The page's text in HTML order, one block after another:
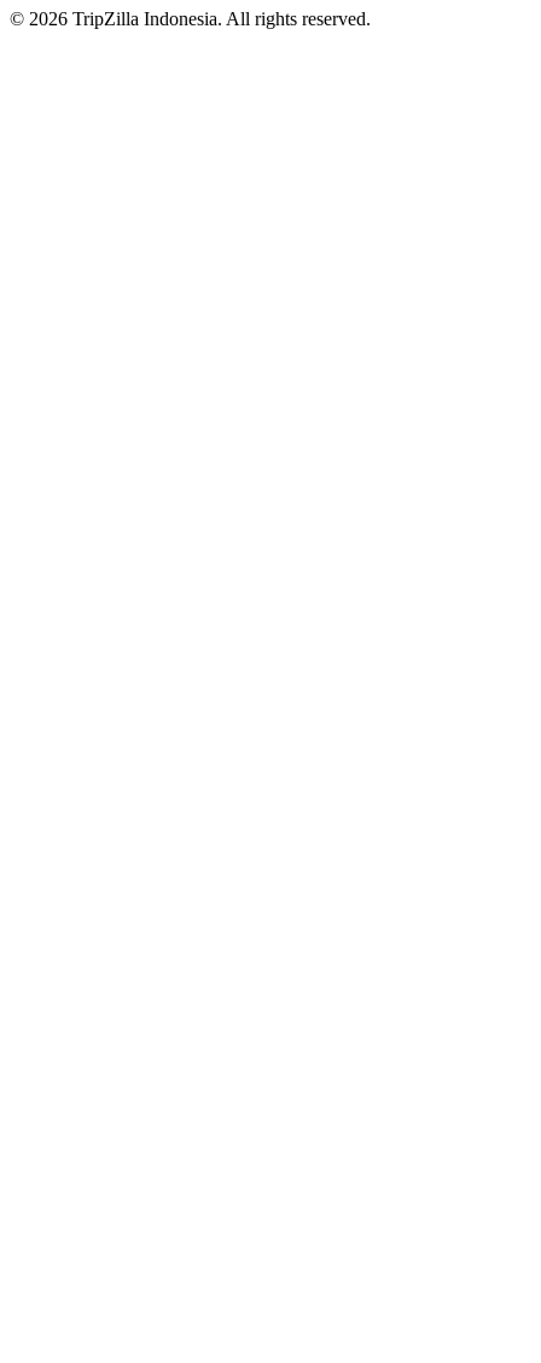
© 2026 TripZilla Indonesia. All rights reserved.